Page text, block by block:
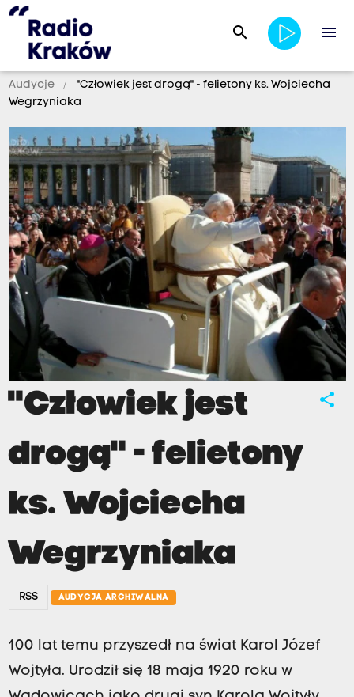
search menu
Audycje
"Człowiek jest drogą" - felietony ks. Wojciecha
Wegrzyniaka
share
"Człowiek jest
drogą" - felietony
ks. Wojciecha
Wegrzyniaka
RSS AUDYCJA ARCHIWALNA
100 lat temu przyszedł na świat Karol Józef
Wojtyła. Urodził się 18 maja 1920 roku w